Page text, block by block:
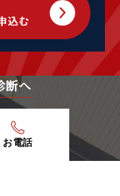
断へ
お電話